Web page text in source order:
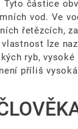
částice
vod. Ve
řetězcích,
lze
ryb,
příliš